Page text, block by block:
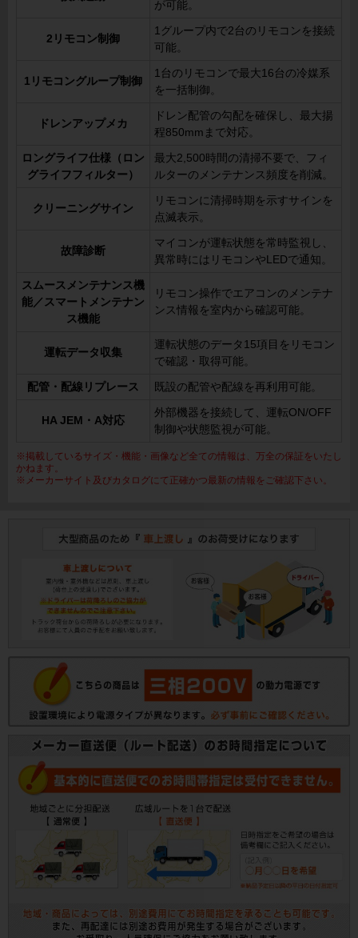
が可能。
2リモコン制御
1グループ内で2台のリモコンを接続
可能。
1リモコングループ制御
1台のリモコンで最大16台の冷媒系
を一括制御。
ドレンアップメカ
ドレン配管の勾配を確保し、最大揚
程850mmまで対応。
ロングライフ仕様（ロン
グライフフィルター）
最大2,500時間の清掃不要で、フィ
ルターのメンテナンス頻度を削減。
クリーニングサイン
リモコンに清掃時期を示すサインを
点滅表示。
故障診断
マイコンが運転状態を常時監視し、
異常時にはリモコンやLEDで通知。
スムースメンテナンス機
能／スマートメンテナン
ス機能
リモコン操作でエアコンのメンテナ
ンス情報を室内から確認可能。
運転データ収集
運転状態のデータ15項目をリモコン
で確認・取得可能。
配管・配線リプレース 既設の配管や配線を再利用可能。
HA JEM・A対応
外部機器を接続して、運転ON/OFF
制御や状態監視が可能。
※掲載しているサイズ・機能・画像など全ての情報は、万全の保証をいたし
かねます。
※メーカーサイト及びカタログにて正確かつ最新の情報をご確認下さい。